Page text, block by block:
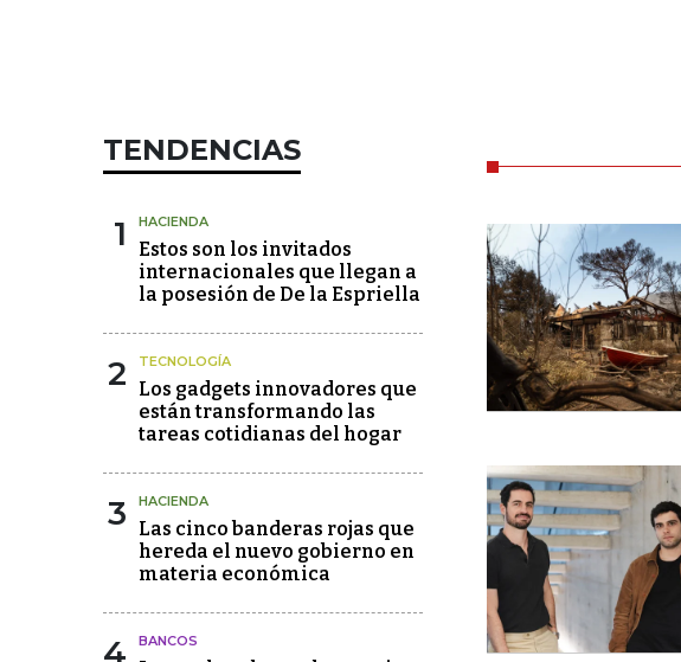
TENDENCIAS
1 HACIENDA
Estos son los invitados
internacionales que llegan a
la posesión de De la Espriella
2 TECNOLOGÍA
Los gadgets innovadores que
están transformando las
tareas cotidianas del hogar
3 HACIENDA
Las cinco banderas rojas que
hereda el nuevo gobierno en
materia económica
4 BANCOS